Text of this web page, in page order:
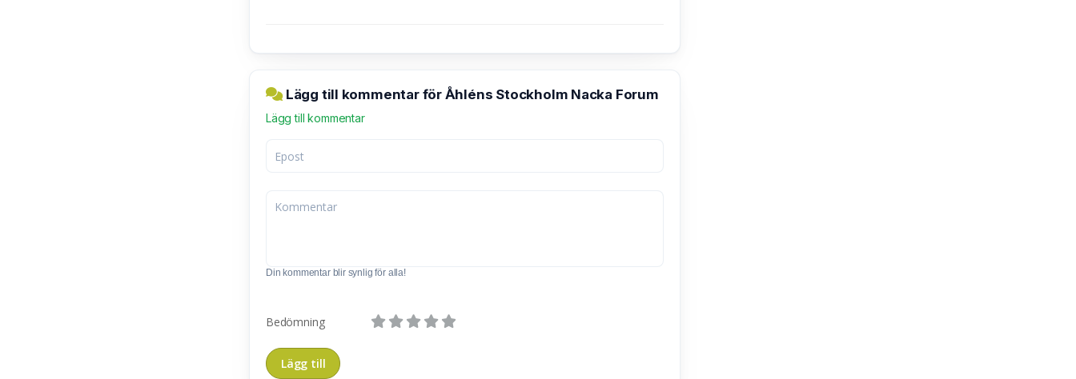
Lägg till kommentar för Åhléns Stockholm Nacka Forum
Lägg till kommentar
Din kommentar blir synlig för alla!
Bedömning